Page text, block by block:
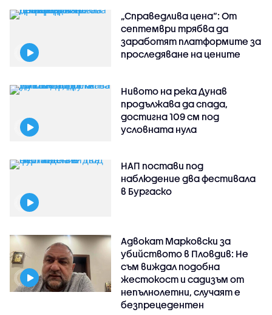
„Справедлива цена“: От
септември трябва да
заработят платформите за
проследяване на цените
Нивото на река Дунав
продължава да спада,
достигна 109 см под
условната нула
НАП постави под
наблюдение два фестивала
в Бургаско
Адвокат Марковски за
убийството в Пловдив: Не
съм виждал подобна
жестокост и садизъм от
непълнолетни, случаят е
безпрецедентен